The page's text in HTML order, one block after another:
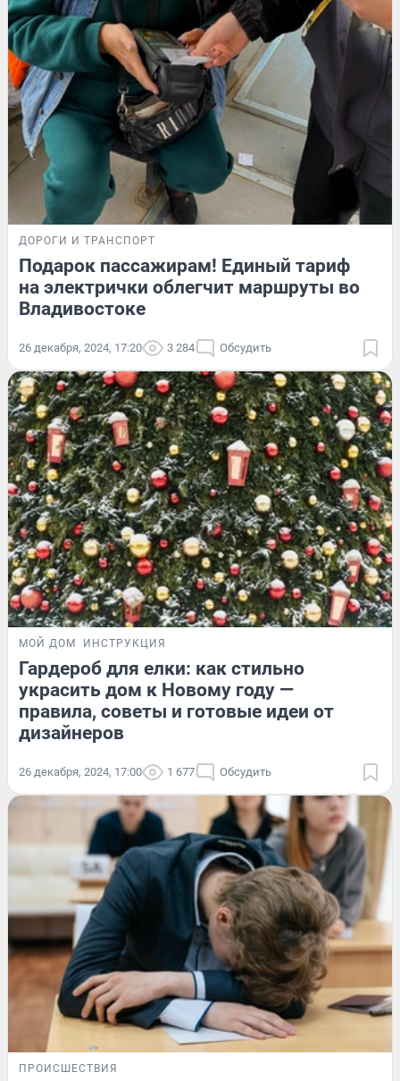
ДОРОГИ И ТРАНСПОРТ
Подарок пассажирам! Единый тариф
на электрички облегчит маршруты во
Владивостоке
26 декабря, 2024, 17:20 3 284 Обсудить
МОЙ ДОМ ИНСТРУКЦИЯ
Гардероб для елки: как стильно
украсить дом к Новому году —
правила, советы и готовые идеи от
дизайнеров
26 декабря, 2024, 17:00 1 677 Обсудить
ПРОИСШЕСТВИЯ